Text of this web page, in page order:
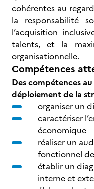
cohérentes au
la responsabilité
l’acquisition
talents, et la
organisationnelle.
Compétences
Des compétences
déploiement de la
organiser un
caractériser
économique
réaliser un
fonctionnel
établir un
interne et